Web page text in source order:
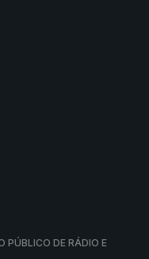
PÚBLICO DE RÁDIO E